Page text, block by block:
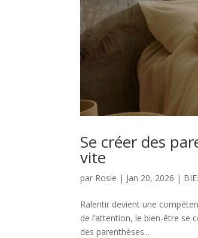
Se créer des
vite
par Rosie | Jan 20, 2026 |
Ralentir devient une
de l’attention, le bien-être se
des parenthèses...